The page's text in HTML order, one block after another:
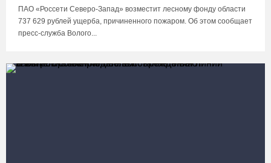
ПАО «Россети Северо-Запад» возместит лесному фонду области
737 629 рублей ущерба, причиненного пожаром. Об этом сообщает
пресс-служба Волого...